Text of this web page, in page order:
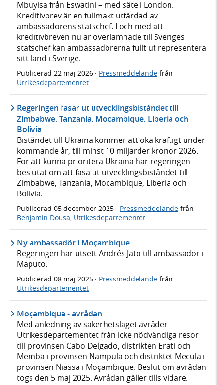
Mbuyisa från Eswatini – med säte i London.
Kreditivbrev är en fullmakt utfärdad av
ambassadörens statschef. I och med att
kreditivbreven nu är överlämnade till Sveriges
statschef kan ambassadörerna fullt ut representera
sitt land i Sverige.
Publicerad 22 maj 2026 · Pressmeddelande från
Utrikesdepartementet
Regeringen fasar ut utvecklingsbiståndet till
Zimbabwe, Tanzania, Mocambique, Liberia och
Bolivia
Biståndet till Ukraina kommer att öka kraftigt under
kommande år, till minst 10 miljarder kronor 2026.
För att kunna prioritera Ukraina har regeringen
beslutat om att fasa ut utvecklingsbiståndet till
Zimbabwe, Tanzania, Mocambique, Liberia och
Bolivia.
Publicerad 05 december 2025 · Pressmeddelande från
Benjamin Dousa, Utrikesdepartementet
Ny ambassadör i Moçambique
Regeringen har utsett Andrés Jato till ambassadör i
Maputo.
Publicerad 08 maj 2025 · Pressmeddelande från
Utrikesdepartementet
Moçambique - avrådan
Med anledning av säkerhetsläget avråder
Utrikesdepartementet från icke nödvändiga resor
till provinsen Cabo Delgado, distrikten Erati och
Memba i provinsen Nampula och distriktet Mecula i
provinsen Niassa i Moçambique. Beslut om avrådan
togs den 5 maj 2025. Avrådan gäller tills vidare.